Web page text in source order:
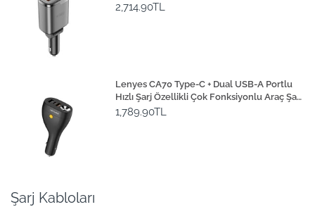
Şarj Aleti 111W
2,714.90TL
Lenyes CA70 Type-C + Dual USB-A Portlu
Hızlı Şarj Özellikli Çok Fonksiyonlu Araç Şarj
Aleti 20W
1,789.90TL
Şarj Kabloları